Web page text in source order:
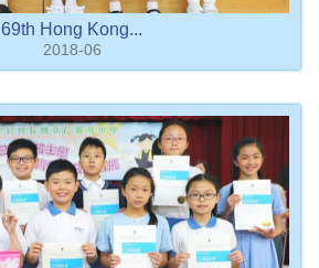
69th Hong Kong...
2018-06